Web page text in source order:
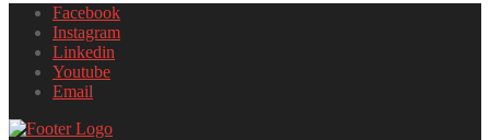
Facebook
Instagram
Linkedin
Youtube
Email